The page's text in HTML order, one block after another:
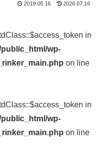
2019.05.16 2026.07.16
in
wp-
on line
in
wp-
on line